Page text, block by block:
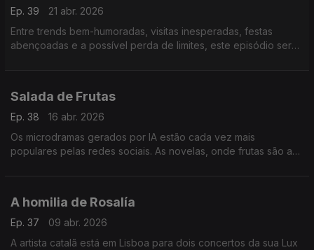
Ep. 39
21 abr. 2026
Entre trends bem-humoradas, visitas inesperadas, festas
abençoadas e a possível perda de limites, este episódio será
Salada de Frutas
Ep. 38
16 abr. 2026
Os microdramas gerados por IA estão cada vez mais
populares pelas redes sociais. As novelas, onde frutas são as
A homilia de Rosalía
Ep. 37
09 abr. 2026
A artista catalã está em Lisboa para dois concertos da sua Lux